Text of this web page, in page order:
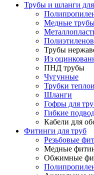
Трубы и шланги
Медные
Трубы
Из
ПНД трубы
Чугунные
Трубки
Шланги
Гофры для
Гибкие
Кабели для
Фитинги для труб
Резьбовые
Медные
Обжимные